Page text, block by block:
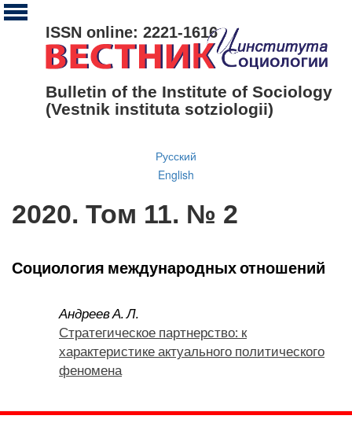
ISSN online: 2221-1616
Bulletin of the Institute of Sociology
(Vestnik instituta sotziologii)
Русский
English
2020. Том 11. № 2
Социология международных отношений
Андреев А. Л.
Стратегическое партнерство: к
характеристике актуального политического
феномена